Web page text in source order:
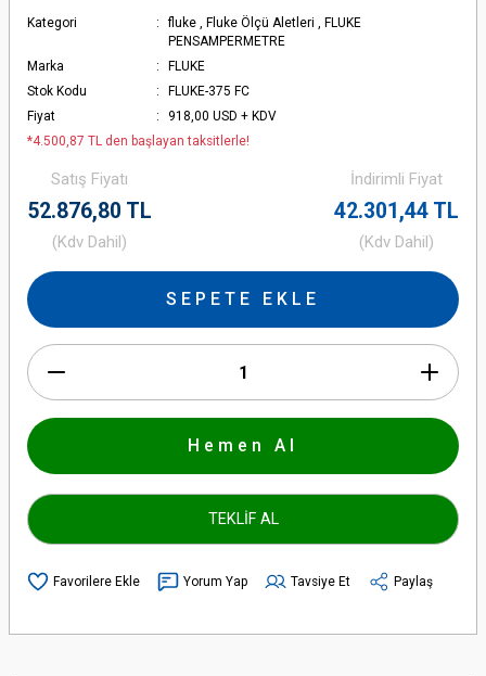
Kategori fluke , Fluke Ölçü Aletleri , FLUKE
PENSAMPERMETRE
Marka
FLUKE
Stok Kodu
FLUKE-375 FC
Fiyat
918,00 USD + KDV
*4.500,87 TL den başlayan taksitlerle!
Satış Fiyatı
52.876,80 TL
(Kdv Dahil)
İndirimli Fiyat
42.301,44 TL
(Kdv Dahil)
SEPETE EKLE
Hemen Al
TEKLİF AL
Yorum Yap Tavsiye Et Paylaş